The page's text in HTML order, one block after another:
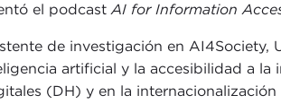
el podcastAI for Information
de investigación en
artificial y la accesibilidad a
(DH) y en la